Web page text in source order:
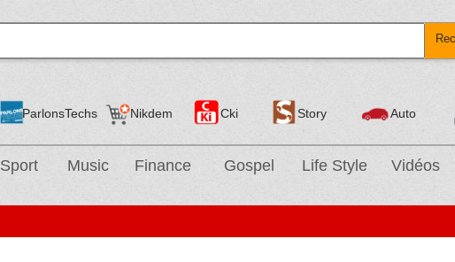
ParlonsTechs Nikdem Cki Story Auto
Sport Music Finance Gospel Life Style Vidéos